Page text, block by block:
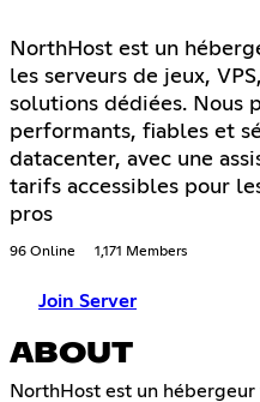
NorthHost est un
les serveurs de jeux,
solutions dédiées. Nous
performants, fiables et
datacenter, avec une
tarifs accessibles pour
pros
96 Online 1,171 Members
Join Server
ABOUT
NorthHost est un hébergeur